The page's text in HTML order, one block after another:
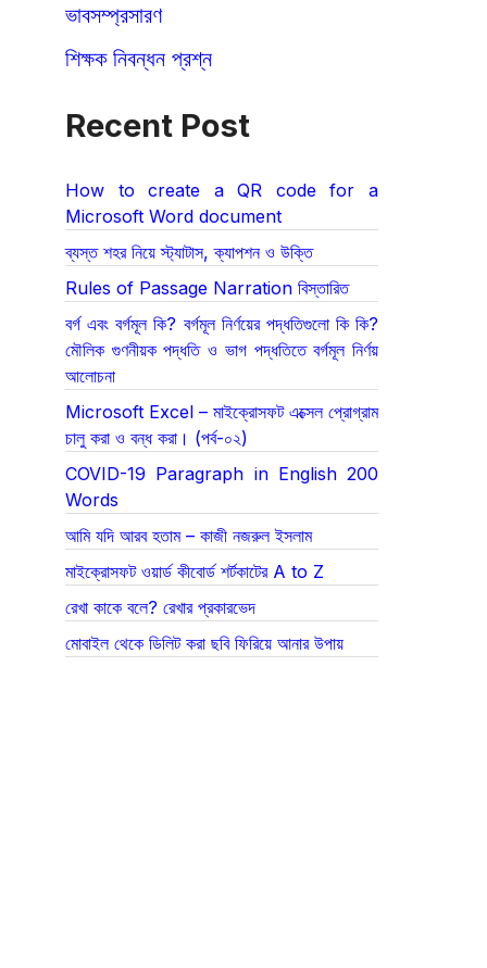
ভাবসম্প্রসারণ
শিক্ষক নিবন্ধন প্রশ্ন
Recent Post
How to create a QR code for a
Microsoft Word document
ব্যস্ত শহর নিয়ে স্ট্যাটাস, ক্যাপশন ও উক্তি
Rules of Passage Narration বিস্তারিত
বর্গ এবং বর্গমূল কি? বর্গমূল নির্ণয়ের পদ্ধতিগুলো কি কি?
মৌলিক গুণনীয়ক পদ্ধতি ও ভাগ পদ্ধতিতে বর্গমূল নির্ণয়
আলোচনা
Microsoft Excel – মাইক্রোসফট এক্সেল প্রোগ্রাম
চালু করা ও বন্ধ করা। (পর্ব-০২)
COVID-19 Paragraph in English 200
Words
আমি যদি আরব হতাম – কাজী নজরুল ইসলাম
মাইক্রোসফট ওয়ার্ড কীবোর্ড শর্টকাটের A to Z
রেখা কাকে বলে? রেখার প্রকারভেদ
মোবাইল থেকে ডিলিট করা ছবি ফিরিয়ে আনার উপায়